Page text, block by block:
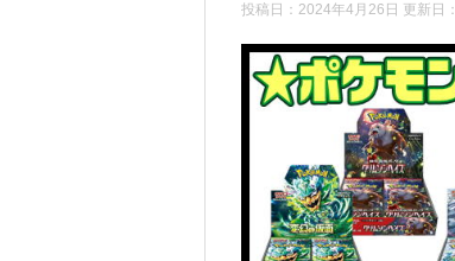
投稿日：2024年4月26日 更新日：